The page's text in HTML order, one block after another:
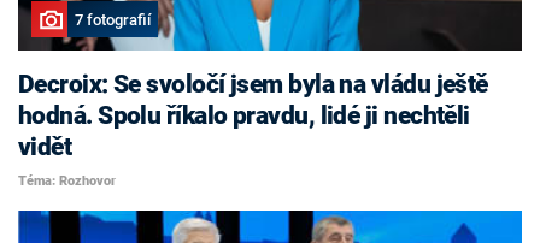
7 fotografií
Decroix: Se svoločí jsem byla na vládu ještě
hodná. Spolu říkalo pravdu, lidé ji nechtěli
vidět
Téma: Rozhovor